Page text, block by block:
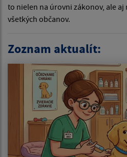
to nielen na úrovni zákonov, ale
všetkých občanov.
Zoznam aktualít: